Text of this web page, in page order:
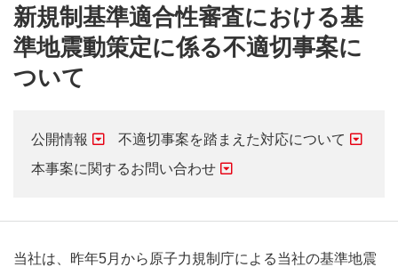
新規制基準適合性審査における基
準地震動策定に係る不適切事案に
ついて
公開情報
不適切事案を踏まえた対応について
本事案に関するお問い合わせ
当社は、昨年5月から原子力規制庁による当社の基準地震